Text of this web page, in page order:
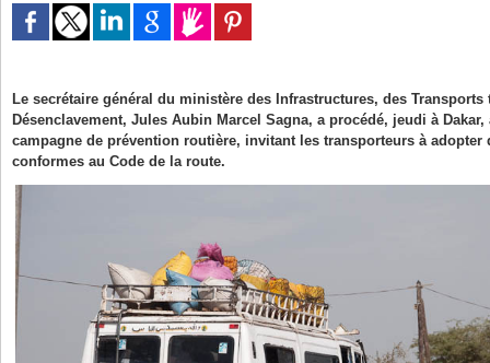
Le secrétaire général du ministère des Infrastructures, des Transports
Désenclavement, Jules Aubin Marcel Sagna, a procédé, jeudi à
campagne de prévention routière, invitant les transporteurs à adopter
conformes au Code de la route.